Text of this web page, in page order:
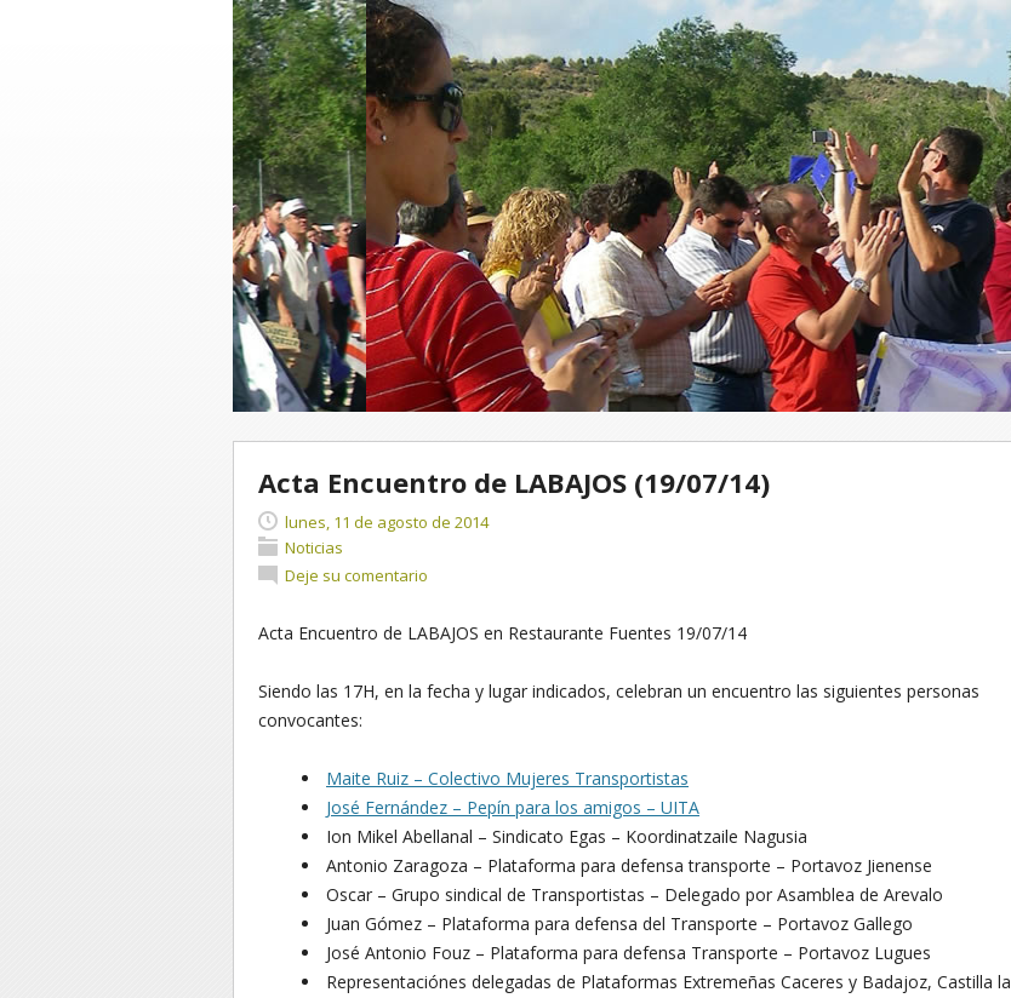
Acta Encuentro de LABAJOS (19/07/14)
lunes, 11 de agosto de 2014
Noticias
Deje su comentario
Acta Encuentro de LABAJOS en Restaurante Fuentes 19/07/14
Siendo las 17H, en la fecha y lugar indicados, celebran un encuentro las siguientes personas
convocantes:
Maite Ruiz – Colectivo Mujeres Transportistas
José Fernández – Pepín para los amigos – UITA
Ion Mikel Abellanal – Sindicato Egas – Koordinatzaile Nagusia
Antonio Zaragoza – Plataforma para defensa transporte – Portavoz Jienense
Oscar – Grupo sindical de Transportistas – Delegado por Asamblea de Arevalo
Juan Gómez – Plataforma para defensa del Transporte – Portavoz Gallego
José Antonio Fouz – Plataforma para defensa Transporte – Portavoz Lugues
Representaciónes delegadas de Plataformas Extremeñas Caceres y Badajoz, Castilla la